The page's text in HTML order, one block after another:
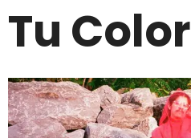
Tu Color